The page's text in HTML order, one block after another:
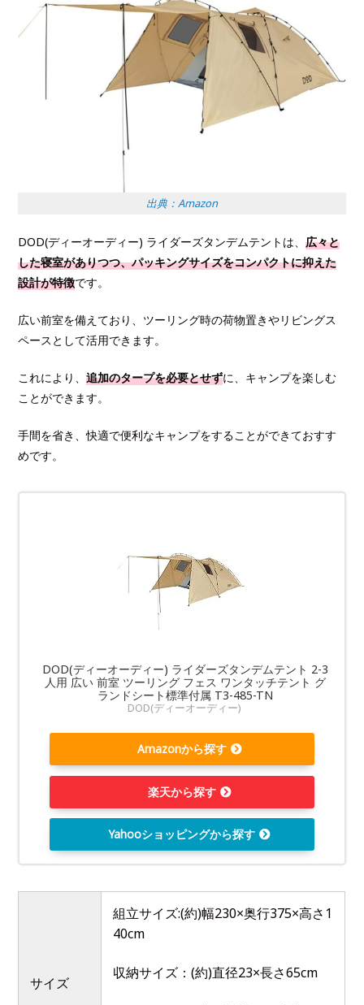
出典：Amazon
DOD(ディーオーディー) ライダーズタンデムテントは、広々と
した寝室がありつつ、パッキングサイズをコンパクトに抑えた
設計が特徴です。
広い前室を備えており、ツーリング時の荷物置きやリビングス
ペースとして活用できます。
これにより、追加のタープを必要とせずに、キャンプを楽しむ
ことができます。
手間を省き、快適で便利なキャンプをすることができておすす
めです。
DOD(ディーオーディー) ライダーズタンデムテント 2-3
人用 広い 前室 ツーリング フェス ワンタッチテント グ
ランドシート標準付属 T3-485-TN
DOD(ディーオーディー)
Amazonから探す
楽天から探す
Yahooショッピングから探す
サイズ
組立サイズ:(約)幅230×奥行375×高さ1
40cm
収納サイズ：(約)直径23×長さ65cm